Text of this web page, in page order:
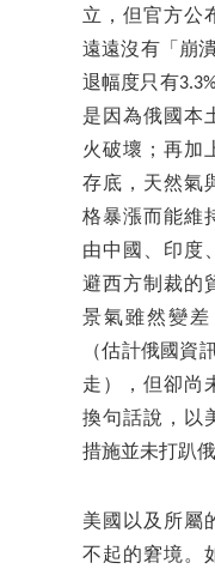
立，但官方公
遠遠沒有「崩
退幅度只有
是因為俄國本
火破壞；再加
存底，天然氣
格暴漲而能維
由中國、印度
避西方制裁的
景氣雖然變
（估計俄國資
走），但卻尚
換句話說，以
措施並未打趴俄
美國以及所屬
不起的窘境。